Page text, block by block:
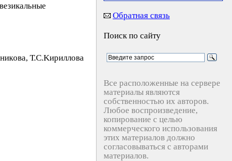
Т.С.Kиpиллoвa
Обратная связь
Поиск по сайту
Все расположенные на сервере
материалы являются
собственностью их авторов.
Любое воспроизведение,
копирование с целью
коммерческого использования
этих материалов должно
согласовываться с авторами
материалов.